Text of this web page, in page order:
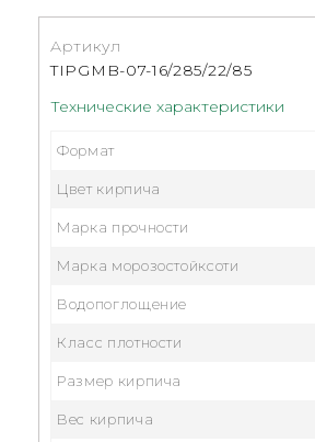
Технические характеристики
Артикул
TIPGMB-07-16/285/22/85
Формат
Цвет кирпича
Марка прочности
Марка морозостойксоти
Водопоглощение
Класс плотности
Размер кирпича
Вес кирпича